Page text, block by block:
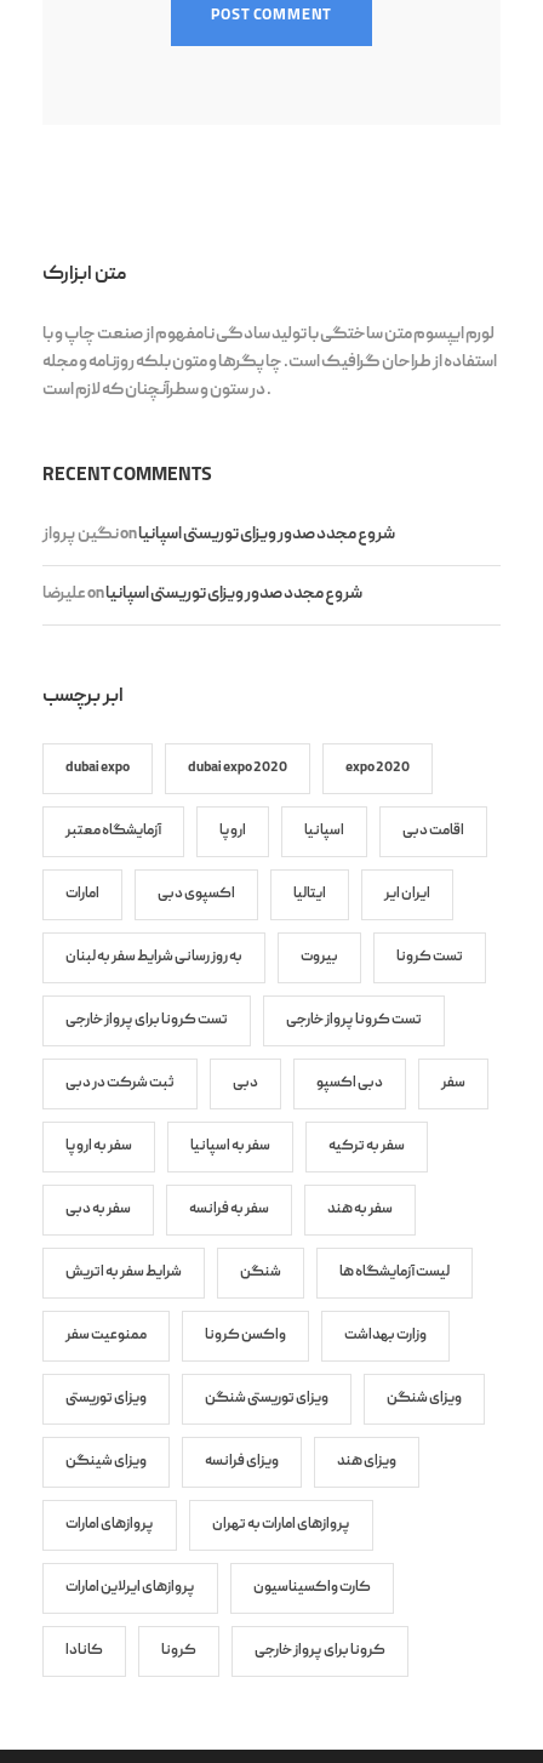
متن ابزارک
لورم ایپسوم متن ساختگی با تولید سادگی نامفهوم از صنعت چاپ و با
استفاده از طراحان گرافیک است. چاپگرها و متون بلکه روزنامه و مجله
در ستون و سطرآنچنان که لازم است .
RECENT COMMENTS
نگین پروازonشروع مجدد صدور ویزای توریستی اسپانیا
علیرضاonشروع مجدد صدور ویزای توریستی اسپانیا
ابر برچسب
dubai expo dubai expo 2020 expo 2020
آزمایشگاه معتبر اروپا اسپانیا اقامت دبی
امارات اکسپوی دبی ایتالیا ایران ایر
به روز رسانی شرایط سفر به لبنان بیروت تست کرونا
تست کرونا برای پرواز خارجی تست کرونا پرواز خارجی
ثبت شرکت در دبی دبی دبی اکسپو سفر
سفر به اروپا سفر به اسپانیا سفر به ترکیه
سفر به دبی سفر به فرانسه سفر به هند
شرایط سفر به اتریش شنگن لیست آزمایشگاه ها
ممنوعیت سفر واکسن کرونا وزارت بهداشت
ویزای توریستی ویزای توریستی شنگن ویزای شنگن
ویزای شینگن ویزای فرانسه ویزای هند
پروازهای امارات پروازهای امارات به تهران
پروازهای ایرلاین امارات کارت واکسیناسیون
کانادا کرونا کرونا برای پرواز خارجی